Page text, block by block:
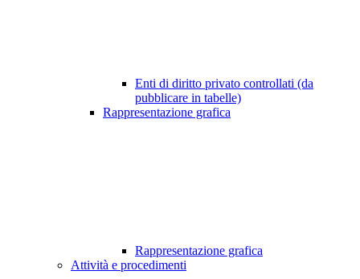
Enti di diritto privato controllati (da
pubblicare in tabelle)
Rappresentazione grafica
Rappresentazione grafica
Attività e procedimenti